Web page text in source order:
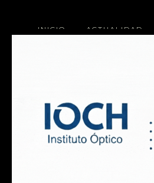
INICIO ACTUALIDAD
Copyright 2025